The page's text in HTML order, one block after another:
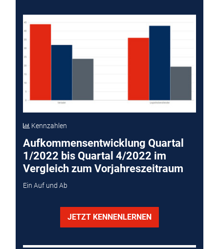
Kennzahlen
Aufkommensentwicklung Quartal
1/2022 bis Quartal 4/2022 im
Vergleich zum Vorjahreszeitraum
Ein Auf und Ab
JETZT KENNENLERNEN